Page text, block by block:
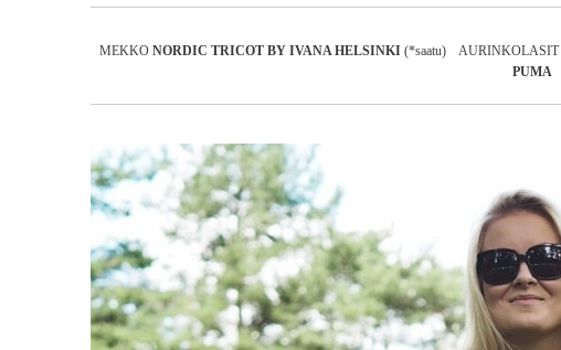
MEKKO NORDIC TRICOT BY IVANA HELSINKI (*saatu) AURINKOLASIT
PUMA